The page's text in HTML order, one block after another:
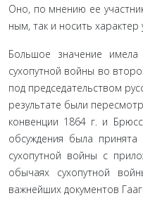
Оно, по мнению ее
ным, так и носить характер
Большое значение
сухопутной войны во
под председательством
результате были
конвенции 1864 г. и
обсуждения была
сухопутной войны с
обычаях сухопутной
важнейших документов